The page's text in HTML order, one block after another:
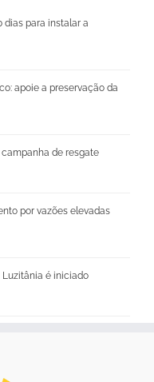
dias para instalar a
apoie a preservação da
de resgate
por vazões elevadas
Luzitânia é iniciado